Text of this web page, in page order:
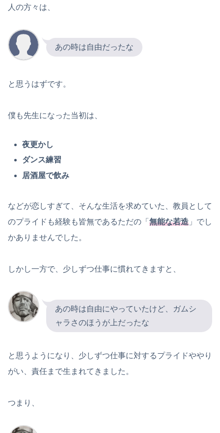
人の方々は、
あの時は自由だったな
と思うはずです。
僕も先生になった当初は、
夜更かし
ダンス練習
居酒屋で飲み
などが恋しすぎて、そんな生活を求めていた、教員として
のプライドも経験も皆無であるただの「 無能な若造 」でし
かありませんでした。
しかし一方で、少しずつ仕事に慣れてきますと、
あの時は自由にやっていたけど、ガムシ
ャラさのほうが上だったな
と思うようになり、少しずつ仕事に対するプライドややり
がい、責任まで生まれてきました。
つまり、